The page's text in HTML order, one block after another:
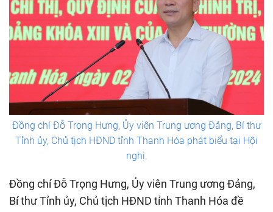
Đồng chí Đỗ Trọng Hưng, Ủy viên Trung ương Đảng, Bí thư
Tỉnh ủy, Chủ tịch HĐND tỉnh Thanh Hóa phát biểu tại Hội
nghị.
Đồng chí Đỗ Trọng Hưng, Ủy viên Trung ương Đảng,
Bí thư Tỉnh ủy, Chủ tịch HĐND tỉnh Thanh Hóa đề